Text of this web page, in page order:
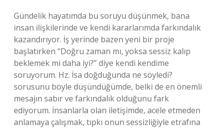
Gündelik hayatımda bu soruyu düşünmek, bana
insan ilişkilerinde ve kendi kararlarımda farkındalık
kazandırıyor. İş yerinde bazen yeni bir proje
başlatırken “Doğru zaman mı, yoksa sessiz kalıp
beklemek mi daha iyi?” diye kendi kendime
soruyorum. Hz. İsa doğduğunda ne söyledi?
sorusunu böyle düşündüğümde, belki de en önemli
mesajın sabır ve farkındalık olduğunu fark
ediyorum. İnsanlarla olan iletişimde, acele etmeden
anlamaya çalışmak, tıpkı onun sessizliğiyle etrafına